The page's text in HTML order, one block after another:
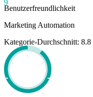
9
Benutzerfreundlichkeit
Marketing Automation
Kategorie-Durchschnitt: 8.8